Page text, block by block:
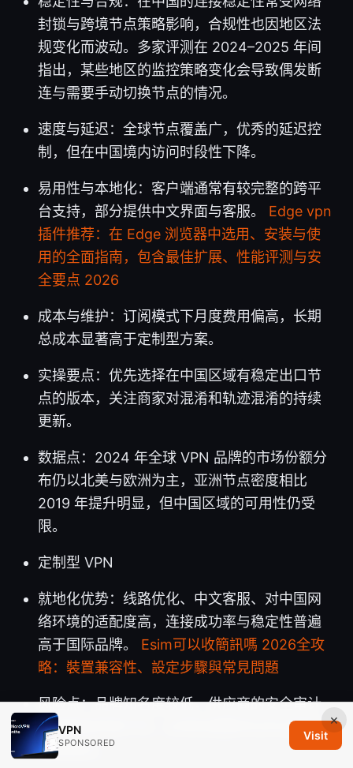
封锁与跨境节点策略影响，合规性也因地区法
规变化而波动。多家评测在 2024–2025 年间
指出，某些地区的监控策略变化会导致偶发断
连与需要手动切换节点的情况。
速度与延迟：全球节点覆盖广，优秀的延迟控
制，但在中国境内访问时段性下降。
易用性与本地化：客户端通常有较完整的跨平
台支持，部分提供中文界面与客服。 Edge vpn
插件推荐：在 Edge 浏览器中选用、安装与使
用的全面指南，包含最佳扩展、性能评测与安
全要点 2026
成本与维护：订阅模式下月度费用偏高，长期
总成本显著高于定制型方案。
实操要点：优先选择在中国区域有稳定出口节
点的版本，关注商家对混淆和轨迹混淆的持续
更新。
数据点：2024 年全球 VPN 品牌的市场份额分
布仍以北美与欧洲为主，亚洲节点密度相比
2019 年提升明显，但中国区域的可用性仍受
限。
定制型 VPN
就地化优势：线路优化、中文客服、对中国网
络环境的适配度高，连接成功率与稳定性普遍
高于国际品牌。 Esim可以收簡訊嗎 2026全攻
略：裝置兼容性、設定步驟與常見問題
风险点：品牌知名度较低，供应商的安全审计
与透明度参差不齐。合规性需要到位的证据和
备案路径。
×
VPN
SPONSORED
Visit